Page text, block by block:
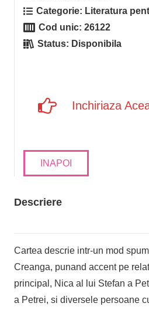
Categorie: Literatura
Cod unic:26122
Status: Disponibila
Inchiriaza
INAPOI
Descriere
Cartea descrie intr-un mod
Creanga, punand accent pe
principal, Nica al lui Stefan a
a Petrei, si diversele persoane